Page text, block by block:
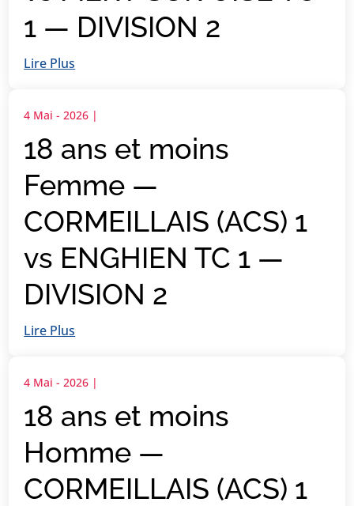
1 — DIVISION 2
Lire Plus
18 ans et moins
Femme —
CORMEILLAIS (ACS) 1
vs ENGHIEN TC 1 —
DIVISION 2
4 Mai - 2026 |
Lire Plus
18 ans et moins
Homme —
CORMEILLAIS (ACS) 1
4 Mai - 2026 |